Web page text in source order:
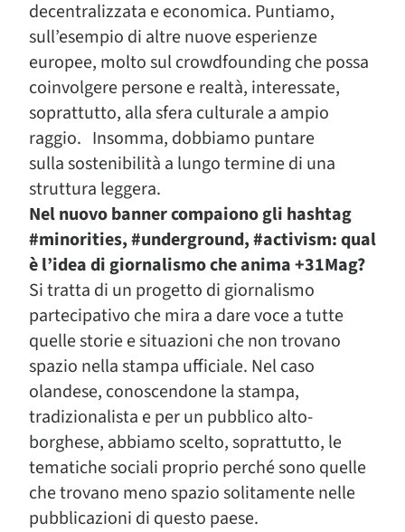
decentralizzata e economica. Puntiamo,
sull’esempio di altre nuove esperienze
europee, molto sul crowdfounding che possa
coinvolgere persone e realtà, interessate,
soprattutto, alla sfera culturale a ampio
raggio. Insomma, dobbiamo puntare
sulla sostenibilità a lungo termine di una
struttura leggera.
Nel nuovo banner compaiono gli hashtag
#minorities, #underground, #activism: qual
è l’idea di giornalismo che anima +31Mag?
Si tratta di un progetto di giornalismo
partecipativo che mira a dare voce a tutte
quelle storie e situazioni che non trovano
spazio nella stampa ufficiale. Nel caso
olandese, conoscendone la stampa,
tradizionalista e per un pubblico alto-
borghese, abbiamo scelto, soprattutto, le
tematiche sociali proprio perché sono quelle
che trovano meno spazio solitamente nelle
pubblicazioni di questo paese.